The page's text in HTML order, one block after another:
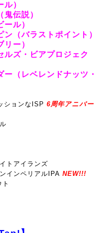
）
伝説）
ル）
（バラストポイント）
ー）
ルズ・ビアプロジェク
（レベレンドナッツ・
ションなISP 6周年アニバー
トアイランズ
インペリアルIPA NEW!!!